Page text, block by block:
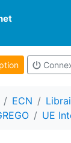
ECN
UE